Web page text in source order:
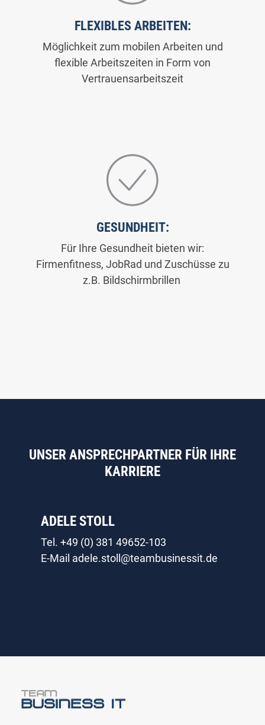
FLEXIBLES ARBEITEN:
Möglichkeit zum mobilen Arbeiten und
flexible Arbeitszeiten in Form von
Vertrauensarbeitszeit
GESUNDHEIT:
Für Ihre Gesundheit bieten wir:
Firmenfitness, JobRad und Zuschüsse zu
z.B. Bildschirmbrillen
UNSER ANSPRECHPARTNER FÜR IHRE
KARRIERE
ADELE STOLL
Tel.+49 (0) 381 49652-103
E-Mail adele.stoll@teambusinessit.de